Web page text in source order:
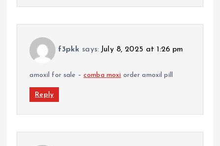
f3pkk says: July 8, 2025 at 1:26 pm
amoxil for sale –comba moxi order amoxil pill
Reply